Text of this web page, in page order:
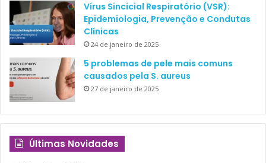
Vírus Sincicial Respiratório (VSR):
Epidemiologia, Prevenção e Condutas
Clínicas
24 de janeiro de 2025
5 problemas de pele mais comuns
causados pela S. aureus
27 de janeiro de 2025
Últimas Novidades